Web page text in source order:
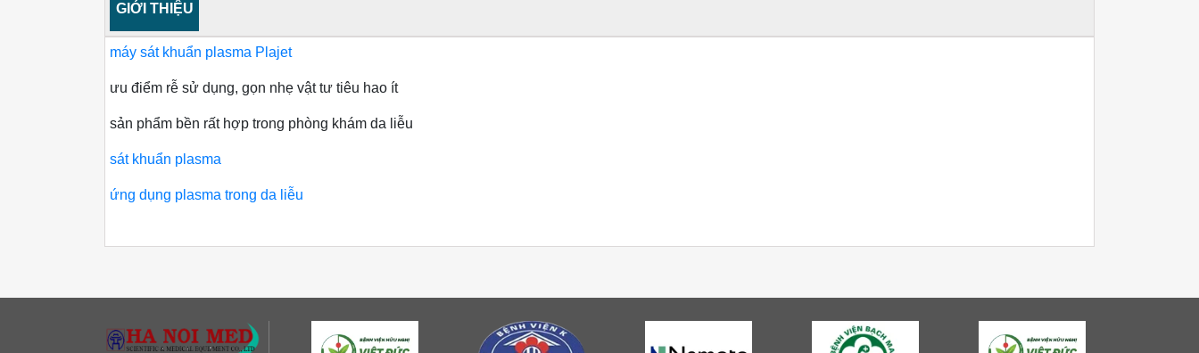
GIỚI THIỆU
máy sát khuẩn plasma Plajet
ưu điểm rễ sử dụng, gọn nhẹ vật tư tiêu hao ít
sản phẩm bền rất hợp trong phòng khám da liễu
sát khuẩn plasma
ứng dụng plasma trong da liễu